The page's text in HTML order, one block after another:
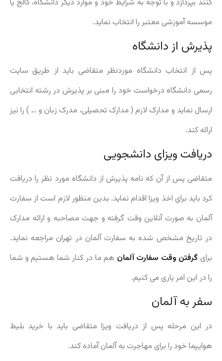
کنند بپردازد و با توجه به شرایط خود و موارد دیگر دانشگاه، کالج یا
موسسه آموزشی معتبر را انتخاب نماید.
پذیرش از دانشگاه
پس از انتخاب دانشگاه موردنظر متقاضی باید از طریق سایت
رسمی دانشگاه درخواست خود را مبنی بر پذیرش در رشته انتخابی
ارسال نماید و مدارک لازم ( مدارک تحصیلی، مدرک زبان و … ) را نیز
ارائه کند.
دریافت ویزای دانشجویی
متقاضی پس از آن که نامه پذیرش از دانشگاه مورد نظر را دریافت
کرد باید برای اخذ ویزا اقدام نماید. بدین منظور لازم است از سفارت
آلمان به صورت آنلاین وقت گرفته و جهت مصاحبه و ارائه مدارک
در تاریخ مشخص شده به سفارت آلمان در تهران مراجعه نماید.
برای گرفتن وقت سفارت آلمان هم ما در کنار شما هستیم و شما
را در این امر یاری می کنیم.
سفر به آلمان
در این مرحله پس از دریافت ویزا متقاضی باید با خرید بلیط
هوایپما خود را برای مهاجرت به آلمان آماده کند.